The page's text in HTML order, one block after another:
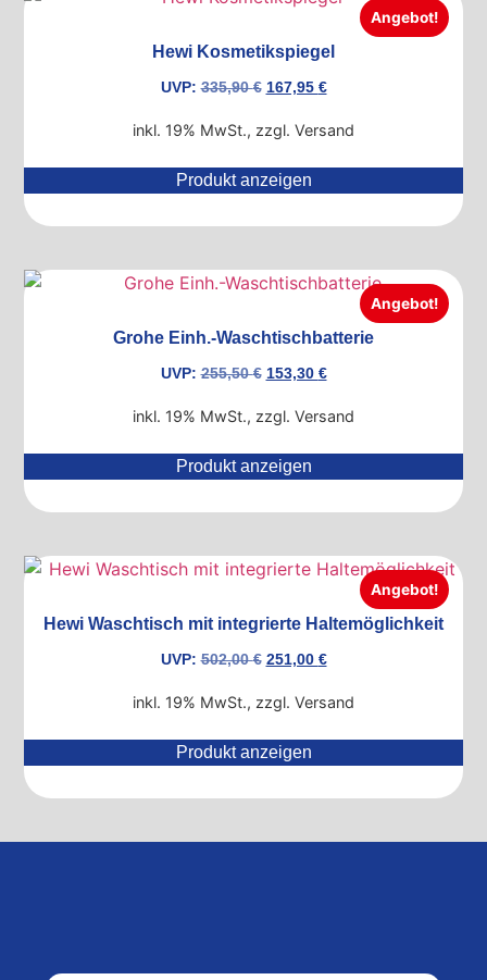
Angebot!
Hewi Kosmetikspiegel
UVP: 335,90€ 167,95 €
inkl. 19% MwSt., zzgl. Versand
Produkt anzeigen
Angebot!
Grohe Einh.-Waschtischbatterie
UVP: 255,50€ 153,30 €
inkl. 19% MwSt., zzgl. Versand
Produkt anzeigen
Angebot!
Hewi Waschtisch mit integrierte Haltemöglichkeit
UVP: 502,00€ 251,00 €
inkl. 19% MwSt., zzgl. Versand
Produkt anzeigen